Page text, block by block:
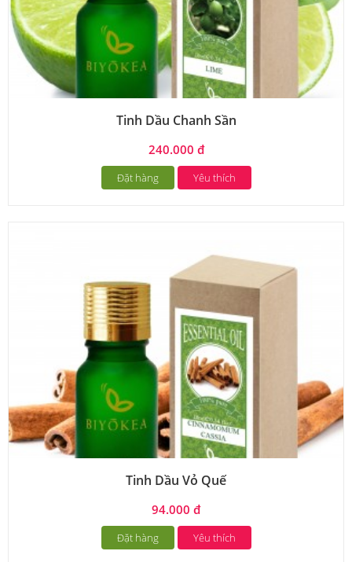
Tinh Dầu Chanh Sần
240.000 đ
Đặt hàng Yêu thích
Tinh Dầu Vỏ Quế
94.000 đ
Đặt hàng Yêu thích